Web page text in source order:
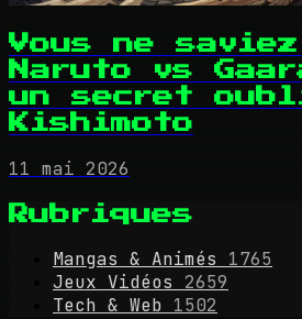
Vous ne
Naruto vs
un secret
Kishimoto
11 mai 2026
Rubriques
Mangas & Animés
1765
Jeux Vidéos
2659
Tech & Web 1502